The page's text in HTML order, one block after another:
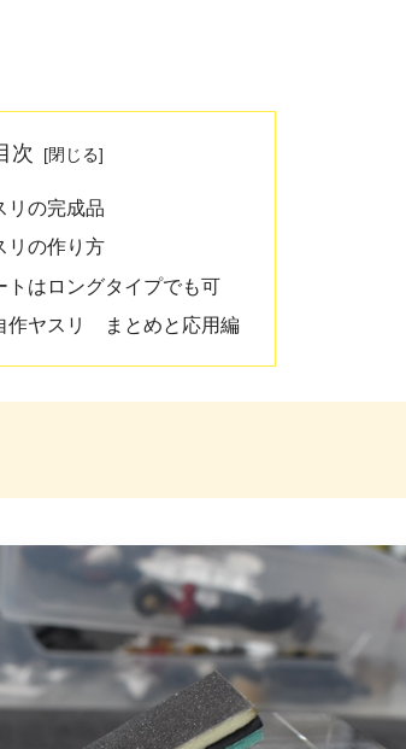
次
リの完成品
リの作り方
トはロングタイプでも可
作ヤスリ まとめと応用編